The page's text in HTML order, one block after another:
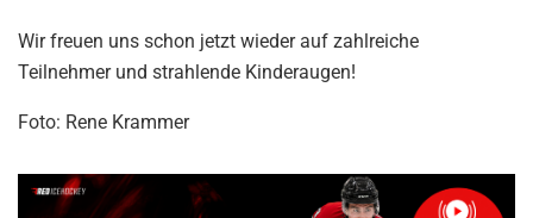
Wir freuen uns schon jetzt wieder auf zahlreiche
Teilnehmer und strahlende Kinderaugen!
Foto: Rene Krammer